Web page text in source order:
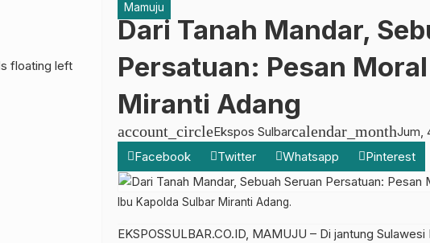
Mamuju
Dari Tanah Mandar,
Persatuan: Pesan
Miranti Adang
account_circleEkspos Sulbarcalendar_monthJum,
Facebook
Twitter Whatsapp Pinterest
Ibu Kapolda Sulbar Miranti Adang.
EKSPOSSULBAR.CO.ID, MAMUJU – Di jantung